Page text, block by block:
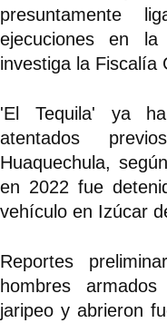
presuntamente
ejecuciones en
investiga la Fiscalía
'El Tequila' ya
atentados
Huaquechula,
en 2022 fue
vehículo en Izúcar
Reportes
hombres
jaripeo y abrieron